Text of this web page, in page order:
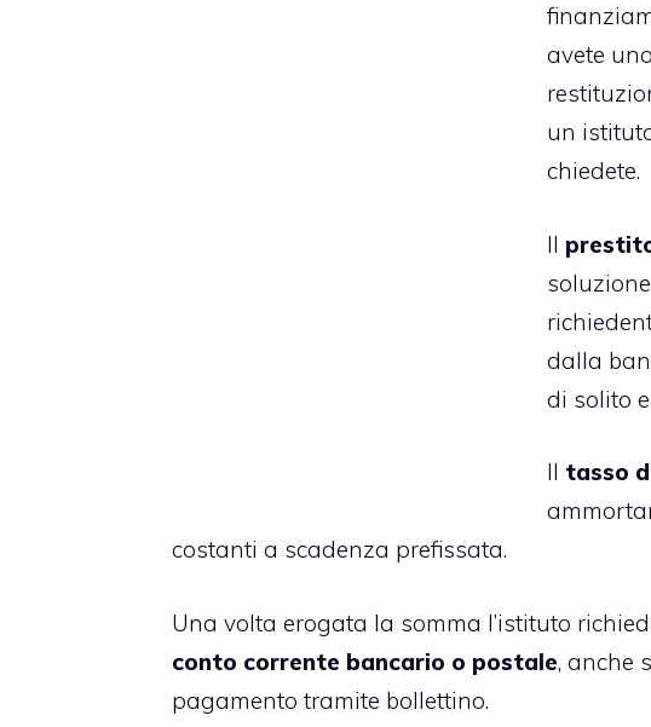
avete
un
chiedete.
Il
dalla
di solito
Il tasso
costanti a scadenza prefissata.
Una volta erogata la somma l’istituto
conto corrente bancario o postale, anche
pagamento tramite bollettino.